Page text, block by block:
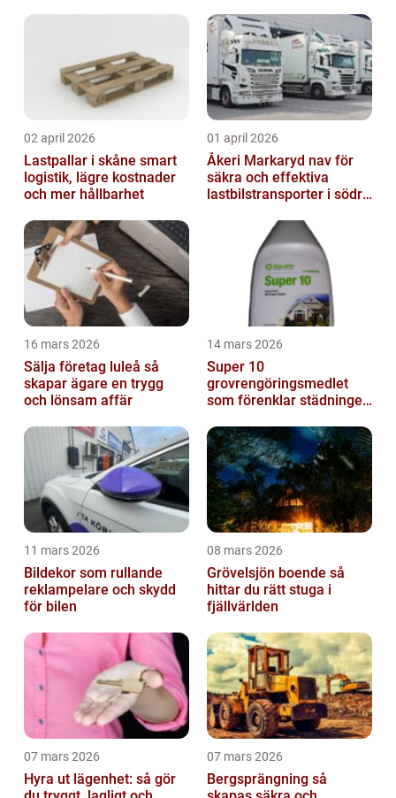
02 april 2026
Lastpallar i skåne smart
logistik, lägre kostnader
och mer hållbarhet
01 april 2026
Åkeri Markaryd nav för
säkra och effektiva
lastbilstransporter i södra
16 mars 2026
Sälja företag luleå så
skapar ägare en trygg
och lönsam affär
14 mars 2026
Super 10
grovrengöringsmedlet
som förenklar städningen
11 mars 2026
Bildekor som rullande
reklampelare och skydd
för bilen
08 mars 2026
Grövelsjön boende så
hittar du rätt stuga i
fjällvärlden
07 mars 2026
Hyra ut lägenhet: så gör
07 mars 2026
Bergsprängning så